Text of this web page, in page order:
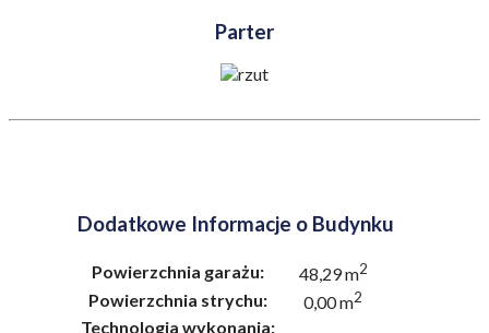
Parter
Dodatkowe Informacje o Budynku
Powierzchnia garażu: 48,29 m2
Powierzchnia strychu: 0,00 m2
Technologia wykonania: